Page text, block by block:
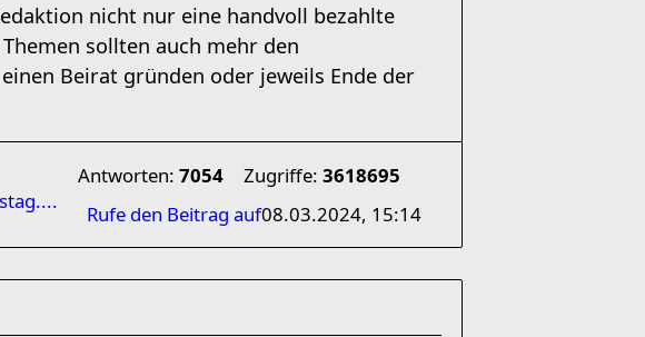
nicht nur eine handvoll bezahlte
sollten auch mehr den
Beirat gründen oder jeweils Ende der
Antworten: 7054 Zugriffe: 3618695
08.03.2024, 15:14
Rufe den Beitrag auf